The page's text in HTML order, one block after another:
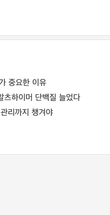
중요한 이유
츠하이머 단백질 늘었다
리까지 챙겨야